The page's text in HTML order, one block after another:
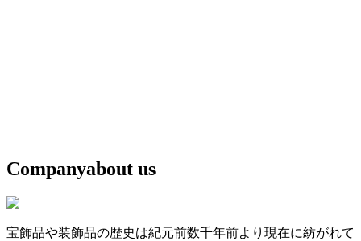
Companyabout us
宝飾品や装飾品の歴史は紀元前数千年前より現在に紡がれて